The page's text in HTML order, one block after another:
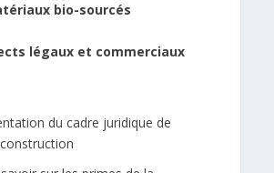
bio-sourcés
légaux et commerciaux
du cadre juridique de
construction